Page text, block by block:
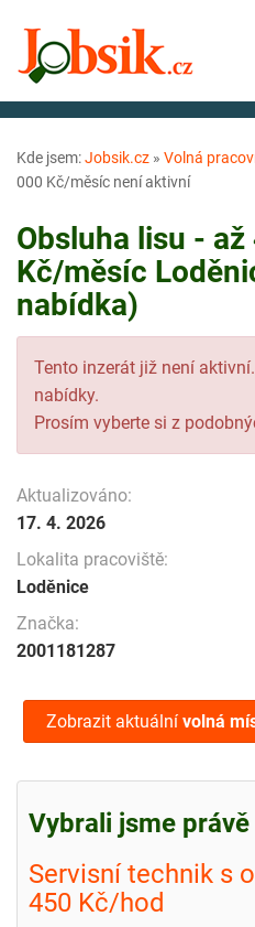
Kde jsem:Jobsik.cz » Volná
000 Kč/měsíc není aktivní
Obsluha lisu - až
Kč/měsíc
nabídka)
Tento inzerát již není
nabídky.
Prosím vyberte si z
Aktualizováno:
17. 4. 2026
Lokalita pracoviště:
Loděnice
Značka:
2001181287
Zobrazit aktuální volná
Vybrali jsme
Servisní technik s
450 Kč/hod